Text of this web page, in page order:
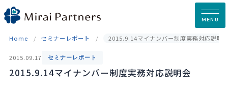
Skip
to
MENU
Home セミナーレポート 2015.9.14マイナンバー制度実務対応説明
2015.09.17 セミナーレポート
2015.9.14マイナンバー制度実務対応説明会